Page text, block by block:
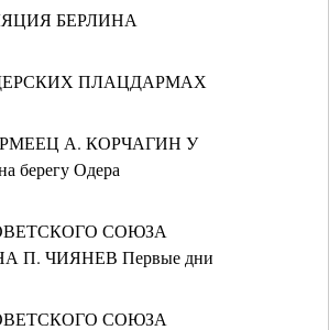
БЕРЛИНА
ПЛАЦДАРМАХ
А. КОРЧАГИН У
берегу Одера
СОЮЗА
П. ЧИЯНЕВ Первые дни
СОЮЗА